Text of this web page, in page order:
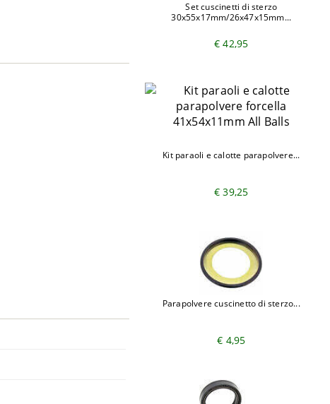
Set cuscinetti di sterzo
30x55x17mm/26x47x15mm...
€ 42,95
Kit paraoli e calotte parapolvere...
€ 39,25
Parapolvere cuscinetto di sterzo...
€ 4,95